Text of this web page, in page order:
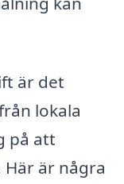
är det
lokala
på att
är några